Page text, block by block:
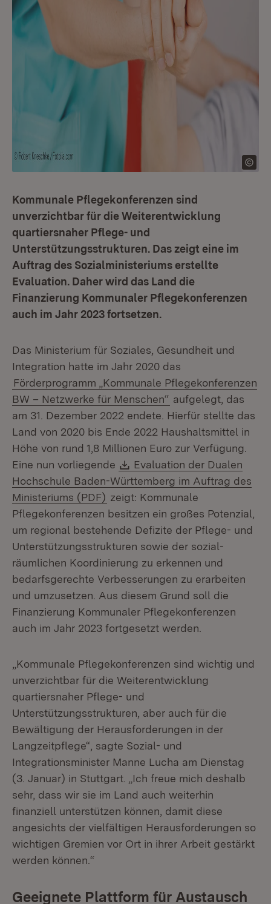
Kommunale Pflegekonferenzen sind
unverzichtbar für die Weiterentwicklung
quartiersnaher Pflege- und
Unterstützungsstrukturen. Das zeigt eine im
Auftrag des Sozialministeriums erstellte
Evaluation. Daher wird das Land die
Finanzierung Kommunaler Pflegekonferenzen
auch im Jahr 2023 fortsetzen.
Das Ministerium für Soziales, Gesundheit und
Integration hatte im Jahr 2020 das
Förderprogramm „Kommunale Pflegekonferenzen
BW – Netzwerke für Menschen“ aufgelegt, das
am 31. Dezember 2022 endete. Hierfür stellte das
Land von 2020 bis Ende 2022 Haushaltsmittel in
Höhe von rund 1,8 Millionen Euro zur Verfügung.
Eine nun vorliegende
Download:
Evaluation der Dualen
Hochschule Baden-Württemberg im Auftrag des
Ministeriums (PDF) (Öffnet in neuem Fenster)
zeigt: Kommunale
Pflegekonferenzen besitzen ein großes Potenzial,
um regional bestehende Defizite der Pflege- und
Unterstützungsstrukturen sowie der sozial-
räumlichen Koordinierung zu erkennen und
bedarfsgerechte Verbesserungen zu erarbeiten
und umzusetzen. Aus diesem Grund soll die
Finanzierung Kommunaler Pflegekonferenzen
auch im Jahr 2023 fortgesetzt werden.
„Kommunale Pflegekonferenzen sind wichtig und
unverzichtbar für die Weiterentwicklung
quartiersnaher Pflege- und
Unterstützungsstrukturen, aber auch für die
Bewältigung der Herausforderungen in der
Langzeitpflege“, sagte Sozial- und
Integrationsminister Manne Lucha am Dienstag
(3. Januar) in Stuttgart. „Ich freue mich deshalb
sehr, dass wir sie im Land auch weiterhin
finanziell unterstützen können, damit diese
angesichts der vielfältigen Herausforderungen so
wichtigen Gremien vor Ort in ihrer Arbeit gestärkt
werden können.“
Geeignete Plattform für Austausch